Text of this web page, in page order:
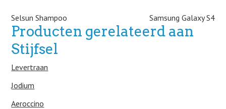
Post navigation
Selsun Shampoo Samsung Galaxy S4
Producten gerelateerd aan
Stijfsel
Levertraan
Jodium
Aeroccino